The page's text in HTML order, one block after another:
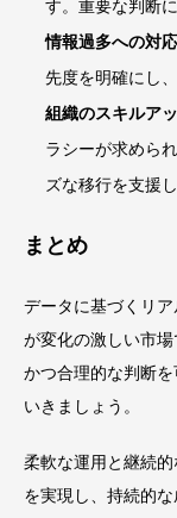
す。重要な判断
情報過多への対
先度を明確にし
組織のスキルアッ
ラシーが求めら
ズな移行を支援
まとめ
データに基づくリ
が変化の激しい市
かつ合理的な判断
いきましょう。
柔軟な運用と継続
を実現し、持続的な